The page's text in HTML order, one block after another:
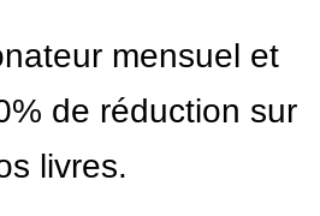
mensuel et
de réduction sur
livres.